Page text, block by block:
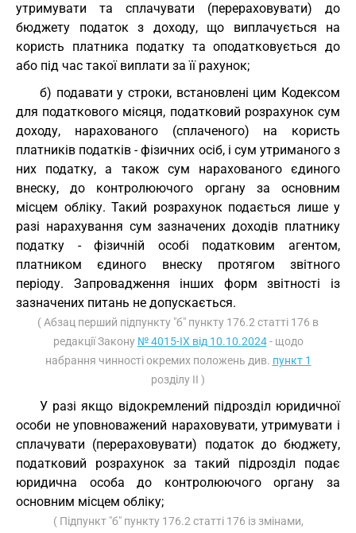
утримувати та сплачувати (перераховувати) до
бюджету податок з доходу, що виплачується на
користь платника податку та оподатковується до
або під час такої виплати за її рахунок;
б) подавати у строки, встановлені цим Кодексом
для податкового місяця, податковий розрахунок сум
доходу, нарахованого (сплаченого) на користь
платників податків - фізичних осіб, і сум утриманого з
них податку, а також сум нарахованого єдиного
внеску, до контролюючого органу за основним
місцем обліку. Такий розрахунок подається лише у
разі нарахування сум зазначених доходів платнику
податку - фізичній особі податковим агентом,
платником єдиного внеску протягом звітного
періоду. Запровадження інших форм звітності із
зазначених питань не допускається.
( Абзац перший підпункту "б" пункту 176.2 статті 176 в
редакції Закону № 4015-IX від 10.10.2024- щодо
набрання чинності окремих положень див. пункт 1
розділу II )
У разі якщо відокремлений підрозділ юридичної
особи не уповноважений нараховувати, утримувати і
сплачувати (перераховувати) податок до бюджету,
податковий розрахунок за такий підрозділ подає
юридична особа до контролюючого органу за
основним місцем обліку;
( Підпункт "б" пункту 176.2 статті 176 із змінами,